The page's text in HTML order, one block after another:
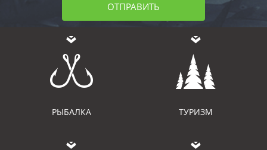
ОТПРАВИТЬ
РЫБАЛКА ТУРИЗМ